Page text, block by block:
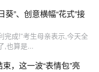
”、创意横幅“花式”接
完成!”考生母亲表示,今天全
,也算是...
，这一波“表情包”亮